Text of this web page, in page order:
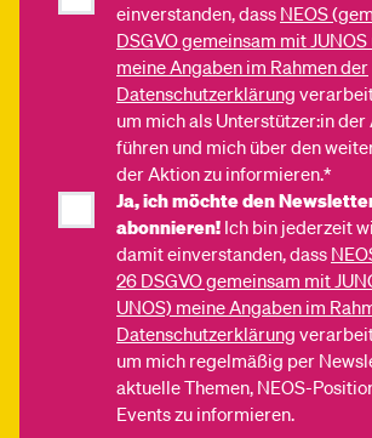
einverstanden, dass NEOS
DSGVO gemeinsam mit JUNOS
meine Angaben im Rahmen der
Datenschutzerklärung
um mich als Unterstützer:in der
führen und mich über den
der Aktion zu informieren.*
Ja, ich möchte den
abonnieren! Ich bin jederzeit
damit einverstanden, dass
26 DSGVO gemeinsam mit
UNOS) meine Angaben im
Datenschutzerklärung
um mich regelmäßig per
aktuelle Themen, NEOS-
Events zu informieren.